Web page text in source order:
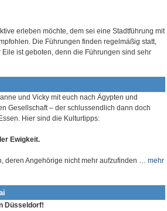
erleben möchte, dem sei eine Stadtführung mit
Die Führungen finden regelmäßig statt,
ist geboten, denn die Führungen sind sehr
und Vicky mit euch nach Ägypten und
Gesellschaft – der schlussendlich dann doch
Hier sind die Kulturtipps:
Ewigkeit.
deren Angehörige nicht mehr aufzufinden … mehr
Düsseldorf!